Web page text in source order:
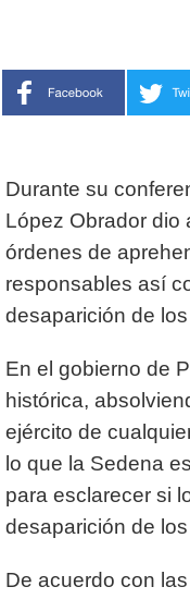
Durante su
López Obrador dio
órdenes de
responsables así
desaparición de
En el gobierno de
histórica,
ejército de
lo que la Sedena
para esclarecer si
desaparición de
De acuerdo con